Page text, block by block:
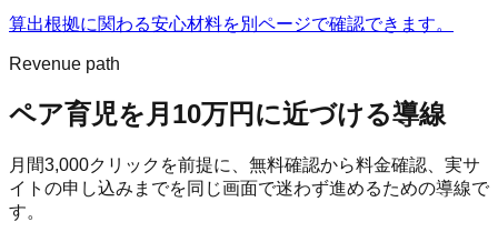
算出根拠に関わる安心材料を別ページで確認できます。
Revenue path
ペア育児を月10万円に近づける導線
月間3,000クリックを前提に、無料確認から料金確認、実サ
イトの申し込みまでを同じ画面で迷わず進めるための導線で
す。